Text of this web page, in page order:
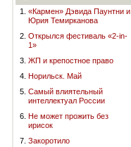
1.
«Кармен» Дэвида Паунтни и
Юрия Темирканова
2. Открылся фестиваль «2-in-
1»
3. ЖП и крепостное право
4. Норильск. Май
5. Самый влиятельный
интеллектуал России
6. Не может прожить без
ирисок
7. Закоротило